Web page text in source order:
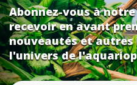
Abonnez-vous à
recevoir en avant
nouveautés et
l'univers de